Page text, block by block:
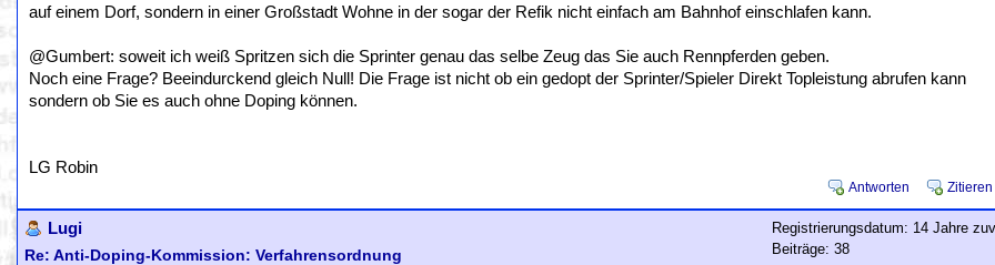
auf einem Dorf, sondern in einer Großstadt Wohne in der sogar der Refik nicht einfach am Bahnhof einschlafen kann.
@Gumbert: soweit ich weiß Spritzen sich die Sprinter genau das selbe Zeug das Sie auch Rennpferden geben.
Noch eine Frage? Beeindurckend gleich Null! Die Frage ist nicht ob ein gedopt der Sprinter/Spieler Direkt Topleistung abrufen kann
sondern ob Sie es auch ohne Doping können.
LG Robin
Antworten Zitieren
Lugi
Re: Anti-Doping-Kommission: Verfahrensordnung
Registrierungsdatum: 14 Jahre
Beiträge: 38